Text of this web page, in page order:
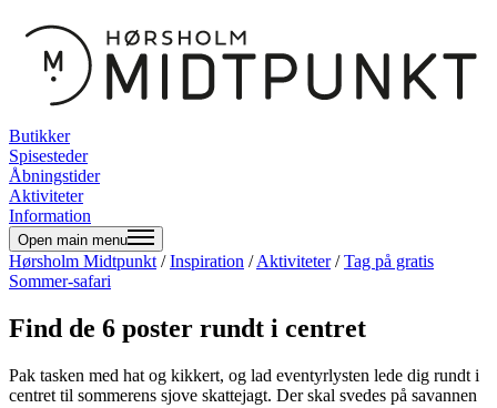
Butikker
Spisesteder
Åbningstider
Aktiviteter
Information
Open main menu
Hørsholm Midtpunkt /Inspiration /Aktiviteter/Tag på gratis
Sommer-safari
Find de 6 poster rundt i centret
Pak tasken med hat og kikkert, og lad eventyrlysten lede dig rundt i
centret til sommerens sjove skattejagt. Der skal svedes på savannen